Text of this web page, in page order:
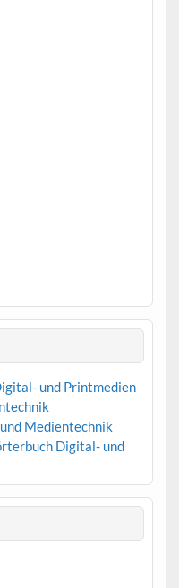
und Printmedien
Medientechnik
Digital- und